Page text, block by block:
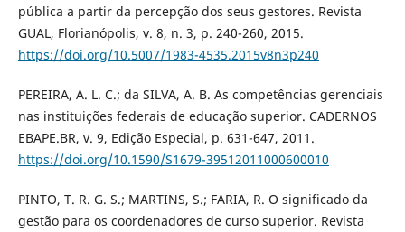
pública a partir da percepção dos seus gestores. Revista
GUAL, Florianópolis, v. 8, n. 3, p. 240-260, 2015.
https://doi.org/10.5007/1983-4535.2015v8n3p240
PEREIRA, A. L. C.; da SILVA, A. B. As competências gerenciais
nas instituições federais de educação superior. CADERNOS
EBAPE.BR, v. 9, Edição Especial, p. 631-647, 2011.
https://doi.org/10.1590/S1679-39512011000600010
PINTO, T. R. G. S.; MARTINS, S.; FARIA, R. O significado da
gestão para os coordenadores de curso superior. Revista